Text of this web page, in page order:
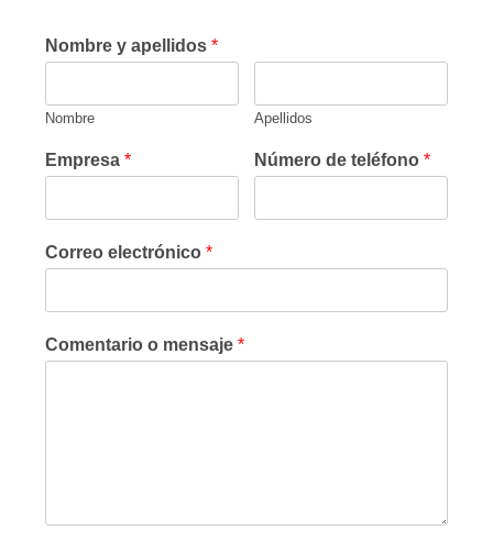
Nombre y apellidos*
Nombre Apellidos
Empresa* Número de teléfono*
Correo electrónico*
Comentario o mensaje*